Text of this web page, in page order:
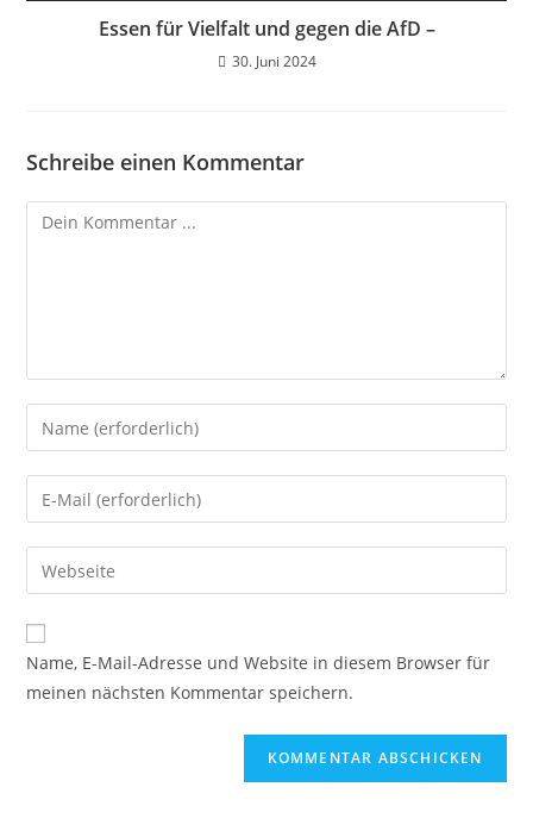
Essen für Vielfalt und gegen die AfD –
30. Juni 2024
Schreibe einen Kommentar
Kommentieren
Gib
deinen
Namen
oder
zum
Kommentieren
ein
Gib
deine
E-
Mail-
zum
Kommentieren
ein
Gib
deine
Website-
URL
Name, E-Mail-Adresse und Website in diesem Browser für
meinen nächsten Kommentar speichern.